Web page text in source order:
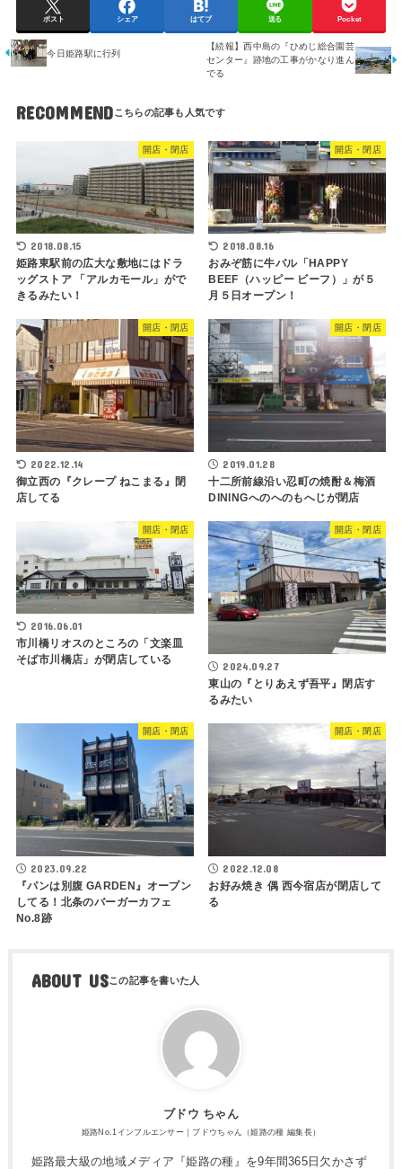
ポスト シェア はてブ 送る Pocket
今日姫路駅に行列
【続報】西中島の『ひめじ総合園芸
センター』跡地の工事がかなり進ん
でる
RECOMMEND
開店・閉店
2018.08.15
姫路東駅前の広大な敷地にはドラ
ッグストア 「アルカモール」がで
きるみたい！
開店・閉店
2018.08.16
おみぞ筋に牛バル「HAPPY
BEEF（ハッピー ビーフ）」が５
月５日オープン！
開店・閉店
2022.12.14
御立西の『クレープ ねこまる』閉
店してる
開店・閉店
2019.01.28
十二所前線沿い忍町の焼酎＆梅酒
DININGへのへのもへじが閉店
開店・閉店
2016.06.01
市川橋リオスのところの「文楽皿
そば市川橋店」が閉店している
開店・閉店
2024.09.27
東山の『とりあえず吾平』閉店す
るみたい
開店・閉店
2023.09.22
『パンは別腹 GARDEN』オープン
してる！北条のバーガーカフェ
No.8跡
開店・閉店
2022.12.08
お好み焼き 偶 西今宿店が閉店して
る
ABOUT US
ブドウ ちゃん
姫路No.1インフルエンサー｜ブドウちゃん（姫路の種 編集長）
姫路最大級の地域メディア『姫路の種』を9年間365日欠かさず